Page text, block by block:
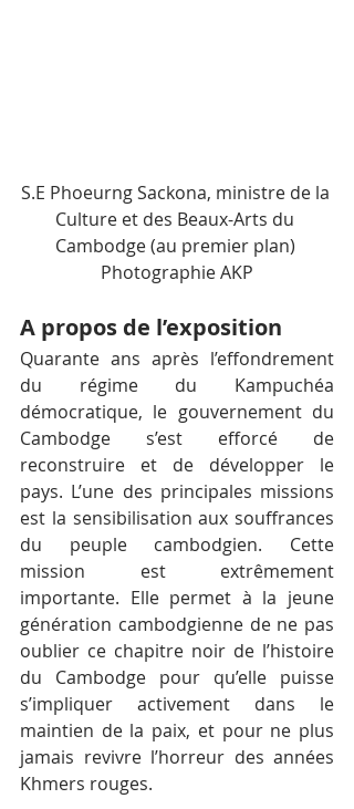
S.E Phoeurng Sackona, ministre de la
Culture et des Beaux-Arts du
Cambodge (au premier plan)
Photographie AKP
A propos de l’exposition
Quarante ans après l’effondrement
du régime du Kampuchéa
démocratique, le gouvernement du
Cambodge s’est efforcé de
reconstruire et de développer le
pays. L’une des principales missions
est la sensibilisation aux souffrances
du peuple cambodgien. Cette
mission est extrêmement
importante. Elle permet à la jeune
génération cambodgienne de ne pas
oublier ce chapitre noir de l’histoire
du Cambodge pour qu’elle puisse
s’impliquer activement dans le
maintien de la paix, et pour ne plus
jamais revivre l’horreur des années
Khmers rouges.